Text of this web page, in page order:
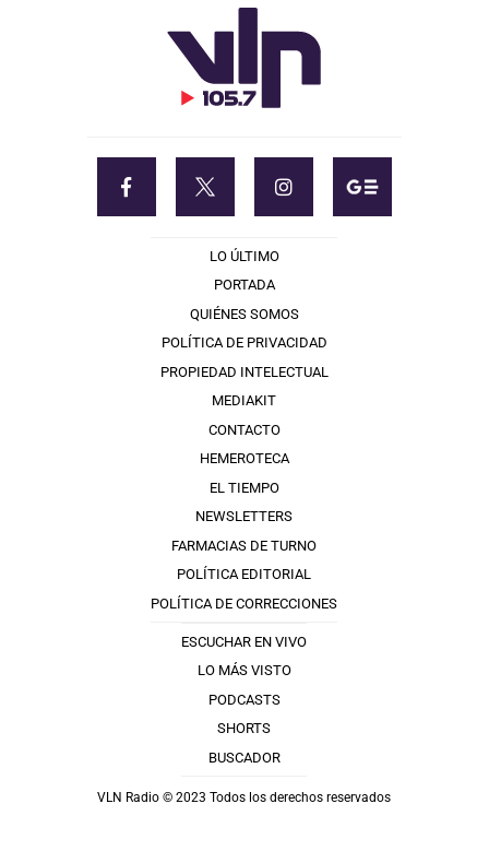
LO ÚLTIMO
PORTADA
QUIÉNES SOMOS
POLÍTICA DE PRIVACIDAD
PROPIEDAD INTELECTUAL
MEDIAKIT
CONTACTO
HEMEROTECA
EL TIEMPO
NEWSLETTERS
FARMACIAS DE TURNO
POLÍTICA EDITORIAL
POLÍTICA DE CORRECCIONES
ESCUCHAR EN VIVO
LO MÁS VISTO
PODCASTS
SHORTS
BUSCADOR
VLN Radio © 2023 Todos los derechos reservados